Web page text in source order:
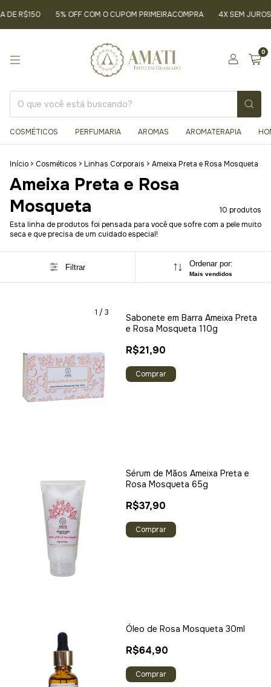
R$150 5% OFF COM O CUPOM PRIMEIRACOMPRA 4X SEM JUROS
0
COSMÉTICOS PERFUMARIA AROMAS AROMATERAPIA
Início > Cosméticos > Linhas Corporais > Ameixa Preta e Rosa Mosqueta
Ameixa Preta e Rosa
Mosqueta
10 produtos
Esta linha de produtos foi pensada para você que sofre com a pele muito
seca e que precisa de um cuidado especial!
Filtrar Ordenar por:
Mais vendidos
1 / 3
Sabonete em Barra Ameixa Preta
e Rosa Mosqueta 110g
R$21,90
Sérum de Mãos Ameixa Preta e
Rosa Mosqueta 65g
R$37,90
Óleo de Rosa Mosqueta 30ml
R$64,90